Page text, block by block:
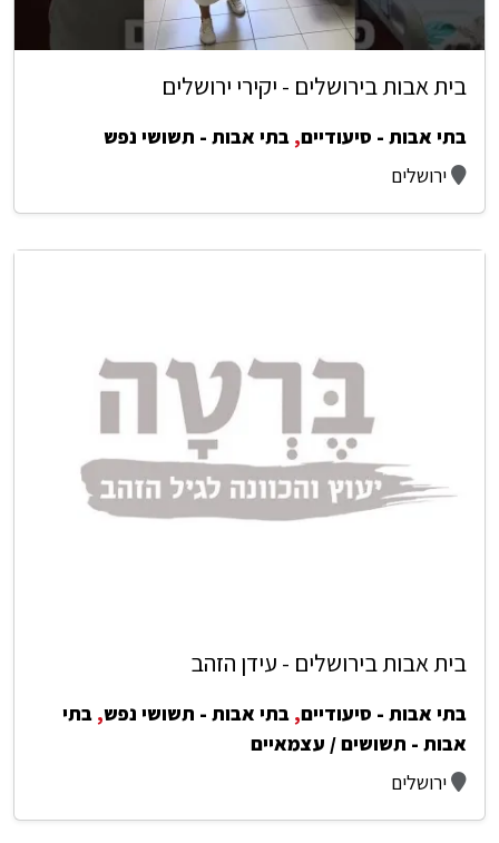
בית אבות בירושלים - יקירי ירושלים
בתי אבות - סיעודיים, בתי אבות - תשושי נפש
ירושלים
בית אבות בירושלים - עידן הזהב
בתי אבות - סיעודיים, בתי אבות - תשושי נפש, בתי
אבות - תשושים / עצמאיים
ירושלים